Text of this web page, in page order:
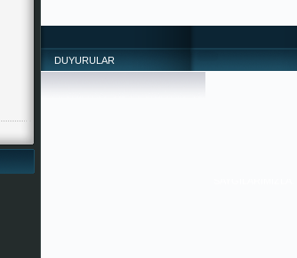
DUYURULAR